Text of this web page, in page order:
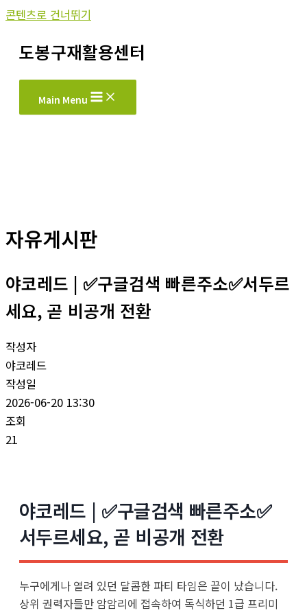
콘텐츠로 건너뛰기
도봉구재활용센터
Main Menu
자유게시판
야코레드 | ✅구글검색 빠른주소✅서두르
세요, 곧 비공개 전환
작성자
야코레드
작성일
2026-06-20 13:30
조회
21
야코레드 | ✅구글검색 빠른주소✅
서두르세요, 곧 비공개 전환
누구에게나 열려 있던 달콤한 파티 타임은 끝이 났습니다.
상위 권력자들만 암암리에 접속하여 독식하던 1급 프리미